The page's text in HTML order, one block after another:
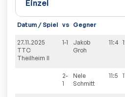
Datum / Spiel vs Gegner
27.11.2025
TTC
Theilheim II
1-1
Jakob
Groh
11:4
2-
1
Nele
Schmitt
11:5